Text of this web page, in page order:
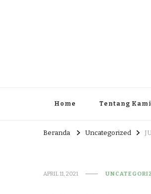
Home Tentang Kami
Beranda Uncategorized
APRIL 11, 2021